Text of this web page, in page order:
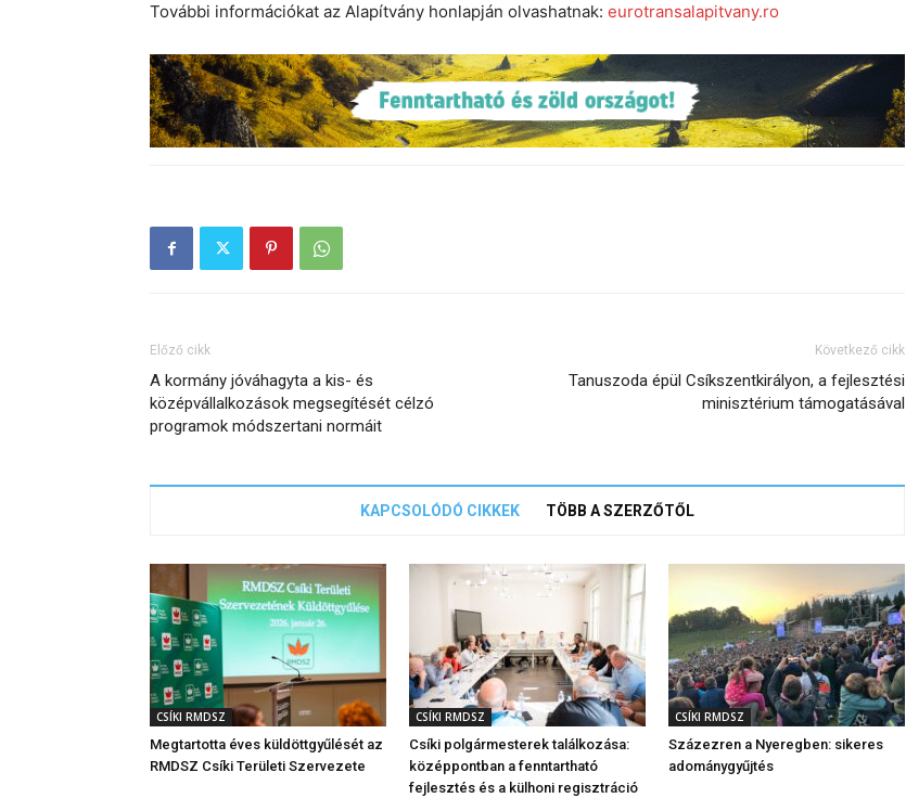
További információkat az Alapítvány honlapján olvashatnak: eurotransalapitvany.ro
Előző cikk
A kormány jóváhagyta a kis- és
középvállalkozások megsegítését célzó
programok módszertani normáit
Következő cikk
Tanuszoda épül Csíkszentkirályon, a fejlesztési
minisztérium támogatásával
KAPCSOLÓDÓ CIKKEK TÖBB A SZERZŐTŐL
CSÍKI RMDSZ
Megtartotta éves küldöttgyűlését az
RMDSZ Csíki Területi Szervezete
CSÍKI RMDSZ
Csíki polgármesterek találkozása:
középpontban a fenntartható
fejlesztés és a külhoni regisztráció
CSÍKI RMDSZ
Százezren a Nyeregben: sikeres
adománygyűjtés